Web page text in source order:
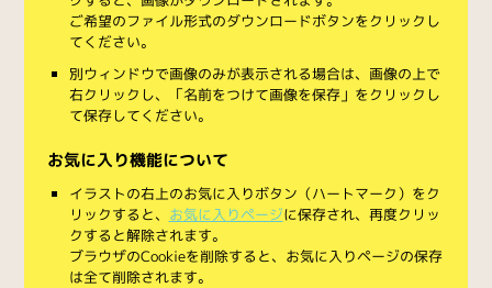
ご希望のファイル形式のダウンロードボタンをクリックし
てください。
別ウィンドウで画像のみが表示される場合は、画像の上で
右クリックし、「名前をつけて画像を保存」をクリックし
て保存してください。
お気に入り機能について
イラストの右上のお気に入りボタン（ハートマーク）をク
リックすると、 お気に入りページに保存され、再度クリッ
クすると解除されます。
ブラウザのCookieを削除すると、お気に入りページの保存
は全て削除されます。